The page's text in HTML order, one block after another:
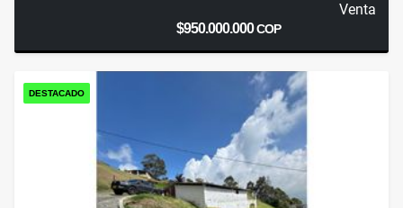
Venta
$950.000.000COP
DESTACADO